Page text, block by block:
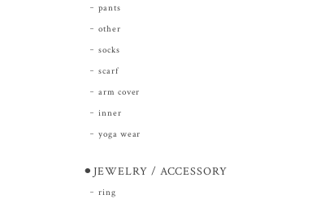
pants
other
socks
scarf
arm cover
inner
yoga wear
⚫︎JEWELRY / ACCESSORY
ring